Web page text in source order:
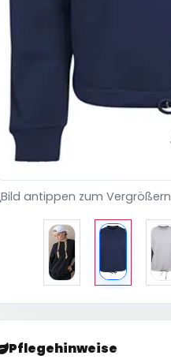
Bild antippen zum Vergrößern
Pflegehinweise